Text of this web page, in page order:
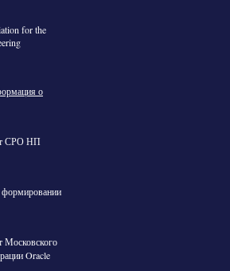
for the
о
СРО НП
Московского
Oracle